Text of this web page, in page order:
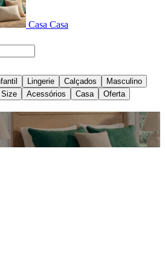
Casa Casa
Lingerie Calçados
Masculino
Size Acessórios Casa Oferta